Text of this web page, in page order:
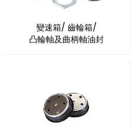
變速箱/ 齒輪箱/
凸輪軸及曲柄軸油封